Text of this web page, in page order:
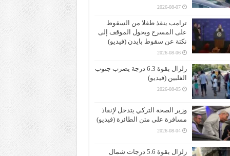
2026-08-07
ترامب ينقذ طفلا من السقوط
على المسرح ويحول الموقف إلى
نكتة عن سقوط بايدن (فيديو)
2026-08-06
زلزال بقوة 6.3 درجة يضرب جنوب
الفلبين (فيديو)
2026-08-05
وزير الصحة التركي يتدخل لإنقاذ
مسافرة على متن الطائرة (فيديو)
2026-08-04
زلزال بقوة 5.6 درجات شمال